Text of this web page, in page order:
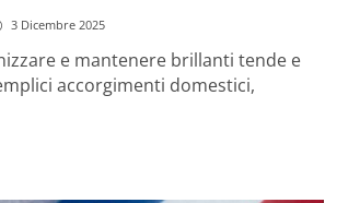
3 Dicembre 2025
e mantenere brillanti tende e
accorgimenti domestici,